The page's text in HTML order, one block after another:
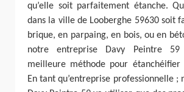
qu’elle soit parfaitement étanche.
dans la ville de Looberghe 59630 soit
brique, en parpaing, en bois, ou en
notre entreprise Davy Peintre
meilleure méthode pour étanchéifier
En tant qu’entreprise professionnelle ;